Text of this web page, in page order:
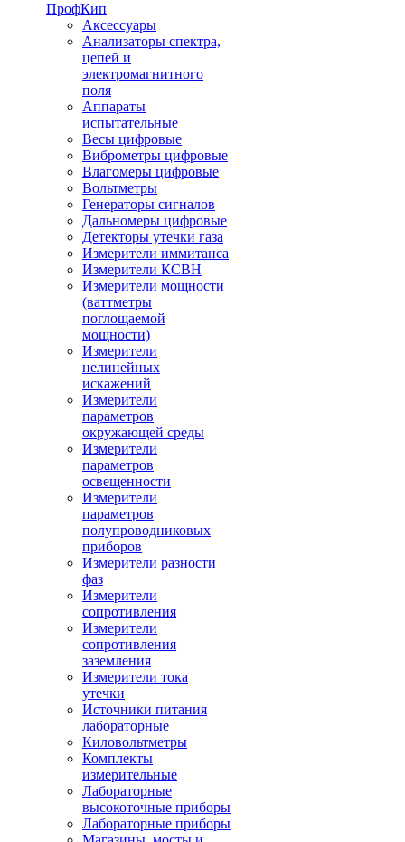
ПрофКип
Аксессуары
Анализаторы спектра,
цепей и
электромагнитного
поля
Аппараты
испытательные
Весы цифровые
Виброметры цифровые
Влагомеры цифровые
Вольтметры
Генераторы сигналов
Дальномеры цифровые
Детекторы утечки газа
Измерители иммитанса
Измерители КСВН
Измерители мощности
(ваттметры
поглощаемой
мощности)
Измерители
нелинейных
искажений
Измерители
параметров
окружающей среды
Измерители
параметров
освещенности
Измерители
параметров
полупроводниковых
приборов
Измерители разности
фаз
Измерители
сопротивления
Измерители
сопротивления
заземления
Измерители тока
утечки
Источники питания
лабораторные
Киловольтметры
Комплекты
измерительные
Лабораторные
высокоточные приборы
Лабораторные приборы